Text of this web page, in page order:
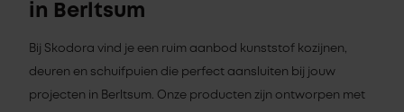
in Berltsum
Bij Skodora vind je een ruim aanbod kunststof kozijnen,
deuren en schuifpuien die perfect aansluiten bij jouw
projecten in Berltsum. Onze producten zijn ontworpen met